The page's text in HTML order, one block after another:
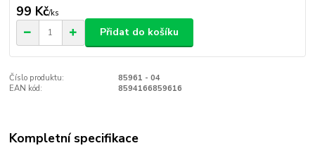
99 Kč/ks
Přidat do košíku
Číslo produktu:
85961 - 04
EAN kód:
8594166859616
Kompletní specifikace